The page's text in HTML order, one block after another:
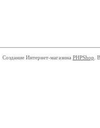
Создание Интернет-магазина PHPShop .